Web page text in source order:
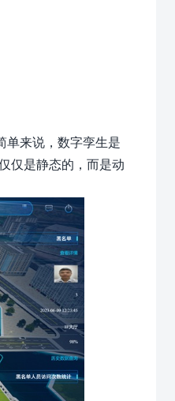
单来说，数字孪生是
仅是静态的，而是动